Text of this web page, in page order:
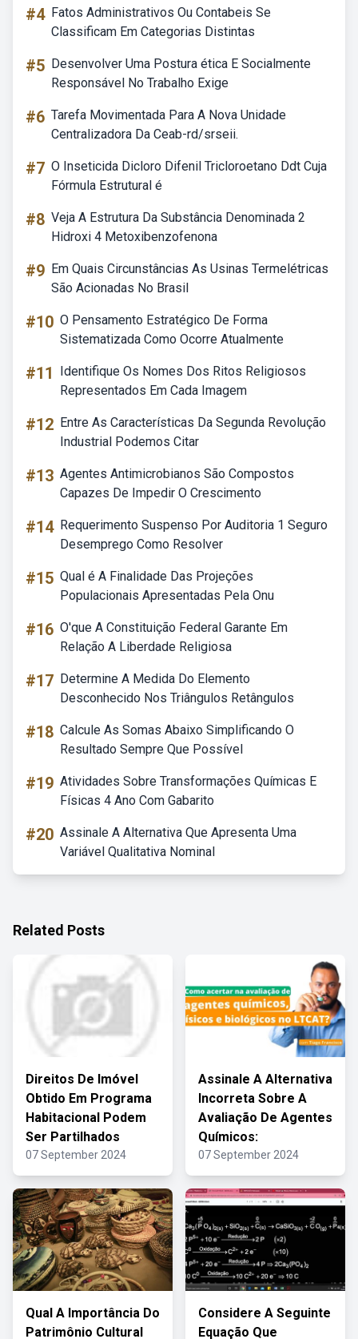
#4 Fatos Administrativos Ou Contabeis Se
Classificam Em Categorias Distintas
#5 Desenvolver Uma Postura ética E Socialmente
Responsável No Trabalho Exige
#6 Tarefa Movimentada Para A Nova Unidade
Centralizadora Da Ceab-rd/srseii.
#7 O Inseticida Dicloro Difenil Tricloroetano Ddt Cuja
Fórmula Estrutural é
#8 Veja A Estrutura Da Substância Denominada 2
Hidroxi 4 Metoxibenzofenona
#9 Em Quais Circunstâncias As Usinas Termelétricas
São Acionadas No Brasil
#10 O Pensamento Estratégico De Forma
Sistematizada Como Ocorre Atualmente
#11
Identifique Os Nomes Dos Ritos Religiosos
Representados Em Cada Imagem
#12 Entre As Características Da Segunda Revolução
Industrial Podemos Citar
#13 Agentes Antimicrobianos São Compostos
Capazes De Impedir O Crescimento
#14 Requerimento Suspenso Por Auditoria 1 Seguro
Desemprego Como Resolver
#15 Qual é A Finalidade Das Projeções
Populacionais Apresentadas Pela Onu
#16 O'que A Constituição Federal Garante Em
Relação A Liberdade Religiosa
#17 Determine A Medida Do Elemento
Desconhecido Nos Triângulos Retângulos
#18 Calcule As Somas Abaixo Simplificando O
Resultado Sempre Que Possível
#19 Atividades Sobre Transformações Químicas E
Físicas 4 Ano Com Gabarito
#20 Assinale A Alternativa Que Apresenta Uma
Variável Qualitativa Nominal
Related Posts
Direitos De Imóvel
Obtido Em Programa
Habitacional Podem
Ser Partilhados
07 September 2024
Assinale A Alternativa
Incorreta Sobre A
Avaliação De Agentes
Químicos:
07 September 2024
Qual A Importância Do
Patrimônio Cultural
Considere A Seguinte
Equação Que